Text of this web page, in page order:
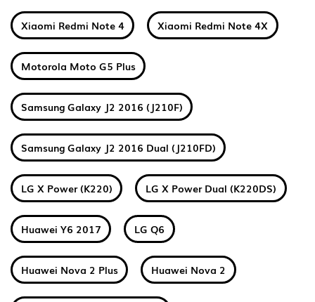
Xiaomi Redmi Note 4 Xiaomi Redmi Note 4X
Motorola Moto G5 Plus
Samsung Galaxy J2 2016 (J210F)
Samsung Galaxy J2 2016 Dual (J210FD)
LG X Power (K220) LG X Power Dual (K220DS)
Huawei Y6 2017 LG Q6
Huawei Nova 2 Plus Huawei Nova 2